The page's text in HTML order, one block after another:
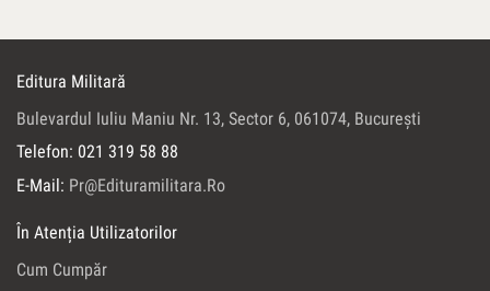
Editura Militară
Bulevardul Iuliu Maniu Nr. 13, Sector 6, 061074, Bucureşti
Telefon: 021 319 58 88
E-Mail: Pr@edituramilitara.ro
În Atenția Utilizatorilor
Cum Cumpăr